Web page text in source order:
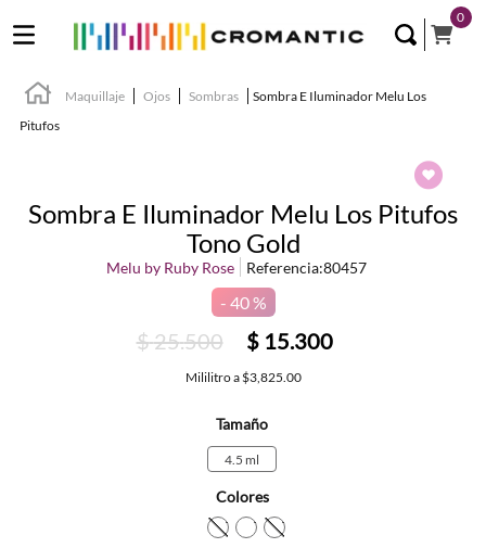
0
Maquillaje Ojos Sombras
Sombra E Iluminador Melu Los
Pitufos
Sombra E Iluminador Melu Los Pitufos
Tono Gold
Melu by Ruby Rose Referencia:80457
40 %
$25.500 $ 15.300
Mililitroa $3,825.00
Tamaño
4.5 ml
Colores
TEXTURA_7912380001078
TEXTURA_7912380001061